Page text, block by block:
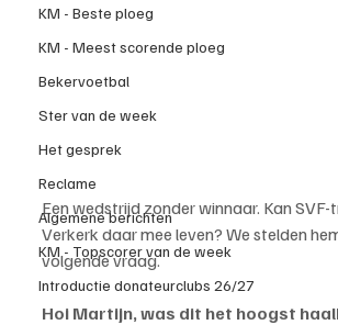
KM - Beste ploeg
KM - Meest scorende ploeg
Bekervoetbal
Ster van de week
Het gesprek
Reclame
Algemene berichten
KM - Topscorer van de week
Introductie donateurclubs 26/27
Een wedstrijd zonder winnaar. Kan
Verkerk daar mee leven? We stelden
volgende vraag.
Hoi Martijn, was dit het hoogst